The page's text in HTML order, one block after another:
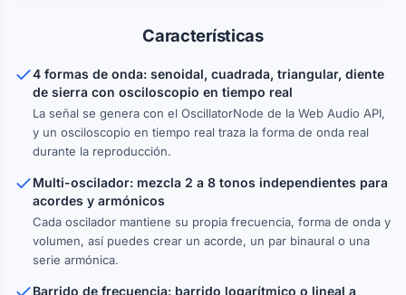
Características
4 formas de onda: senoidal, cuadrada, triangular, diente
de sierra con osciloscopio en tiempo real
La señal se genera con el OscillatorNode de la Web Audio API,
y un osciloscopio en tiempo real traza la forma de onda real
durante la reproducción.
Multi-oscilador: mezcla 2 a 8 tonos independientes para
acordes y armónicos
Cada oscilador mantiene su propia frecuencia, forma de onda y
volumen, así puedes crear un acorde, un par binaural o una
serie armónica.
Barrido de frecuencia: barrido logarítmico o lineal a